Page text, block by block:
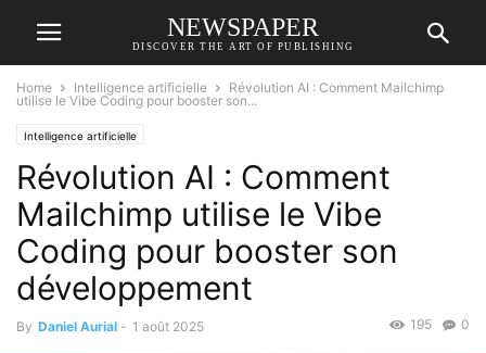
NEWSPAPER
DISCOVER THE ART OF PUBLISHING
Home Intelligence artificielle
Révolution AI : Comment Mailchimp
utilise le Vibe Coding pour booster son...
Intelligence artificielle
Révolution AI : Comment
Mailchimp utilise le Vibe
Coding pour booster son
développement
By Daniel Aurial - 1 août 2025 0
195